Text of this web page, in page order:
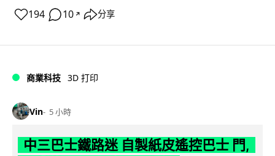
194 10 ↗ 分享
商業科技 3D 打印
Vin 5 小時
中三巴士鐵路迷 自製紙皮遙控巴士 門,